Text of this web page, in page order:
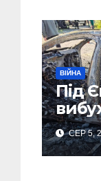
ВІЙНА
Під
СЕР 5,